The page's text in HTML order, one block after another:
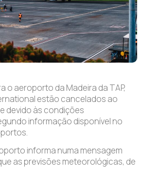
o aeroporto da Madeira da TAP,
estão cancelados ao
devido às condições
informação disponível no
informa numa mensagem
as previsões meteorológicas, de